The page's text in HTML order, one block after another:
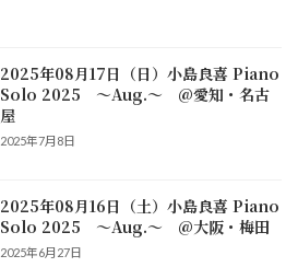
2025年08月17日（日）小島良喜 Piano
Solo 2025 ～Aug.～ @愛知・名古
屋
2025年7月8日
2025年08月16日（土）小島良喜 Piano
Solo 2025 ～Aug.～ @大阪・梅田
2025年6月27日